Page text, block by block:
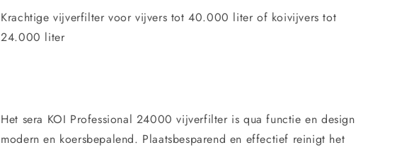
Krachtige vijverfilter voor vijvers tot 40.000 liter of koivijvers tot
24.000 liter
Het sera KOI Professional 24000 vijverfilter is qua functie en design
modern en koersbepalend. Plaatsbesparend en effectief reinigt het